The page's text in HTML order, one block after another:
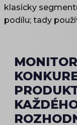
klasicky
podílu; tady